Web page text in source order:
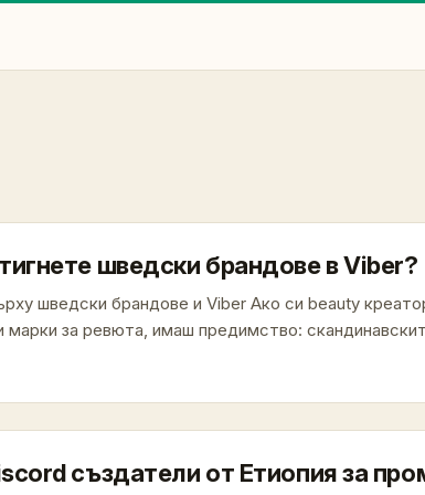
шведски брандове в Viber?
шведски брандове и Viber Ако си beauty
за ревюта, имаш предимство:
нови пазари и ценят дългосрочно изграждане на
с план за лидерство и търпение — това
(цитат: Rickard Lyko). ...
създатели от Етиопия за